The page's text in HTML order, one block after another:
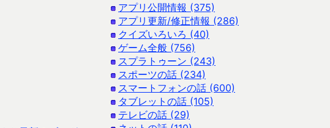
アプリ公開情報 (375)
アプリ更新/修正情報 (286)
クイズいろいろ (40)
ゲーム全般 (756)
スプラトゥーン (243)
スポーツの話 (234)
スマートフォンの話 (600)
タブレットの話 (105)
テレビの話 (29)